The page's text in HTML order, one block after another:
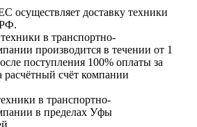
доставку техники
в транспортно-
производится в течении от 1
поступления 100% оплаты за
расчётный счёт компании
в транспортно-
в пределах Уфы